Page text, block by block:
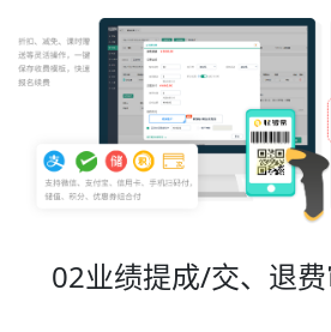
02业绩提成/交、退